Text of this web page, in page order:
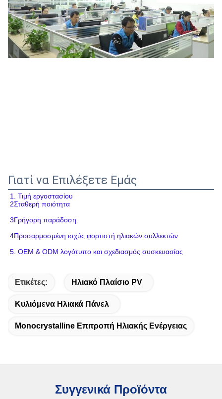
Γιατί να Επιλέξετε Εμάς
1. Τιμή εργοστασίου
2Σταθερή ποιότητα
3Γρήγορη παράδοση.
4Προσαρμοσμένη ισχύς φορτιστή ηλιακών συλλεκτών
5. OEM & ODM λογότυπο και σχεδιασμός συσκευασίας
Ετικέτες: Ηλιακό Πλαίσιο PV
Κυλιόμενα Ηλιακά Πάνελ
Monocrystalline Επιτροπή Ηλιακής Ενέργειας
Συγγενικά Προϊόντα